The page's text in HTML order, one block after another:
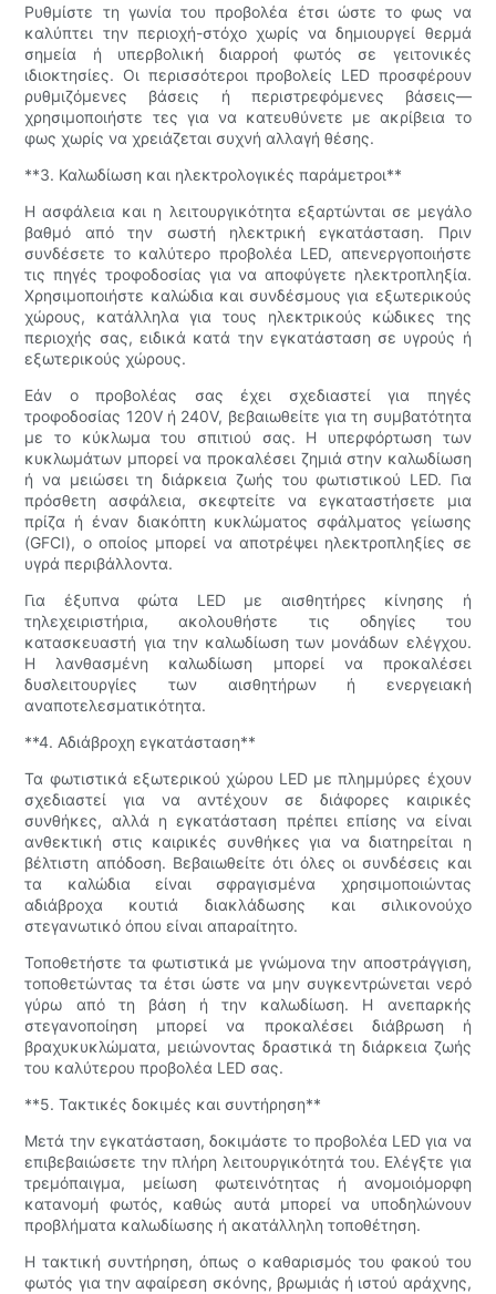
Ρυθμίστε τη γωνία του προβολέα έτσι ώστε το φως να
καλύπτει την περιοχή-στόχο χωρίς να δημιουργεί θερμά
σημεία ή υπερβολική διαρροή φωτός σε γειτονικές
ιδιοκτησίες. Οι περισσότεροι προβολείς LED προσφέρουν
ρυθμιζόμενες βάσεις ή περιστρεφόμενες βάσεις—
χρησιμοποιήστε τες για να κατευθύνετε με ακρίβεια το
φως χωρίς να χρειάζεται συχνή αλλαγή θέσης.
**3. Καλωδίωση και ηλεκτρολογικές παράμετροι**
Η ασφάλεια και η λειτουργικότητα εξαρτώνται σε μεγάλο
βαθμό από την σωστή ηλεκτρική εγκατάσταση. Πριν
συνδέσετε το καλύτερο προβολέα LED, απενεργοποιήστε
τις πηγές τροφοδοσίας για να αποφύγετε ηλεκτροπληξία.
Χρησιμοποιήστε καλώδια και συνδέσμους για εξωτερικούς
χώρους, κατάλληλα για τους ηλεκτρικούς κώδικες της
περιοχής σας, ειδικά κατά την εγκατάσταση σε υγρούς ή
εξωτερικούς χώρους.
Εάν ο προβολέας σας έχει σχεδιαστεί για πηγές
τροφοδοσίας 120V ή 240V, βεβαιωθείτε για τη συμβατότητα
με το κύκλωμα του σπιτιού σας. Η υπερφόρτωση των
κυκλωμάτων μπορεί να προκαλέσει ζημιά στην καλωδίωση
ή να μειώσει τη διάρκεια ζωής του φωτιστικού LED. Για
πρόσθετη ασφάλεια, σκεφτείτε να εγκαταστήσετε μια
πρίζα ή έναν διακόπτη κυκλώματος σφάλματος γείωσης
(GFCI), ο οποίος μπορεί να αποτρέψει ηλεκτροπληξίες σε
υγρά περιβάλλοντα.
Για έξυπνα φώτα LED με αισθητήρες κίνησης ή
τηλεχειριστήρια, ακολουθήστε τις οδηγίες του
κατασκευαστή για την καλωδίωση των μονάδων ελέγχου.
Η λανθασμένη καλωδίωση μπορεί να προκαλέσει
δυσλειτουργίες των αισθητήρων ή ενεργειακή
αναποτελεσματικότητα.
**4. Αδιάβροχη εγκατάσταση**
Τα φωτιστικά εξωτερικού χώρου LED με πλημμύρες έχουν
σχεδιαστεί για να αντέχουν σε διάφορες καιρικές
συνθήκες, αλλά η εγκατάσταση πρέπει επίσης να είναι
ανθεκτική στις καιρικές συνθήκες για να διατηρείται η
βέλτιστη απόδοση. Βεβαιωθείτε ότι όλες οι συνδέσεις και
τα καλώδια είναι σφραγισμένα χρησιμοποιώντας
αδιάβροχα κουτιά διακλάδωσης και σιλικονούχο
στεγανωτικό όπου είναι απαραίτητο.
Τοποθετήστε τα φωτιστικά με γνώμονα την αποστράγγιση,
τοποθετώντας τα έτσι ώστε να μην συγκεντρώνεται νερό
γύρω από τη βάση ή την καλωδίωση. Η ανεπαρκής
στεγανοποίηση μπορεί να προκαλέσει διάβρωση ή
βραχυκυκλώματα, μειώνοντας δραστικά τη διάρκεια ζωής
του καλύτερου προβολέα LED σας.
**5. Τακτικές δοκιμές και συντήρηση**
Μετά την εγκατάσταση, δοκιμάστε το προβολέα LED για να
επιβεβαιώσετε την πλήρη λειτουργικότητά του. Ελέγξτε για
τρεμόπαιγμα, μείωση φωτεινότητας ή ανομοιόμορφη
κατανομή φωτός, καθώς αυτά μπορεί να υποδηλώνουν
προβλήματα καλωδίωσης ή ακατάλληλη τοποθέτηση.
Η τακτική συντήρηση, όπως ο καθαρισμός του φακού του
φωτός για την αφαίρεση σκόνης, βρωμιάς ή ιστού αράχνης,